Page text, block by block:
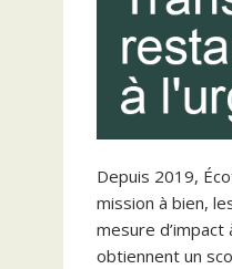
Depuis 2019,
mission à bien,
mesure
obtiennent un